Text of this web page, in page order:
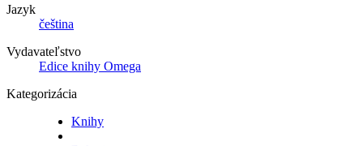
Jazyk
čeština
Vydavateľstvo
Edice knihy Omega
Kategorizácia
Knihy